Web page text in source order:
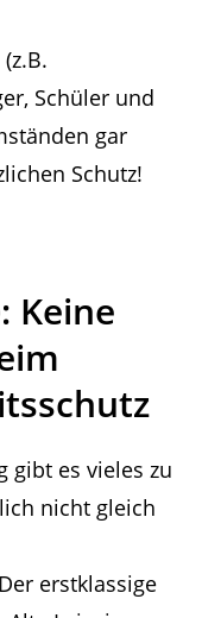
Schüler und
gar
Schutz!
Keine
gibt es vieles zu
nicht gleich
Der erstklassige